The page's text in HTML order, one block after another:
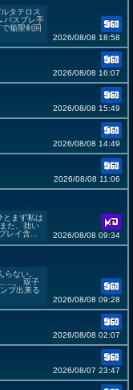
タテロス
バスブレ手
焔聖剣回
2026/08/08 18:58
2026/08/08 16:07
2026/08/08 15:49
2026/08/08 14:49
2026/08/08 11:06
とまず私は
た、拙い
レイ含...
2026/08/08 09:34
ない。
……。 双子
プ出来る
2026/08/08 09:28
2026/08/08 02:07
2026/08/07 23:47